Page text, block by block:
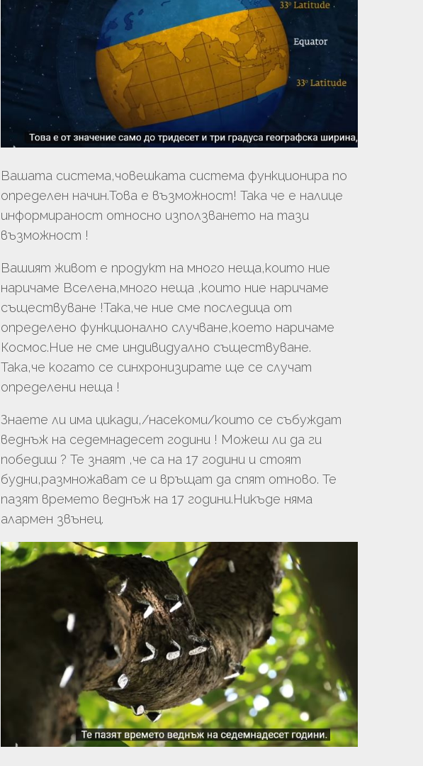
Вашата система,човешката система функционира по
определен начин.Това е възможност! Така че е налице
информираност относно използването на тази
възможност !
Вашият живот е продукт на много неща,които ние
наричаме Вселена,много неща ,които ние наричаме
съществуване !Така,че ние сме последица от
определено функционално случване,което наричаме
Космос.Ние не сме индивидуално съществуване.
Така,че когато се синхронизирате ще се случат
определени неща !
Знаете ли има цикади,/насекоми/които се събуждат
веднъж на седемнадесет години ! Можеш ли да ги
победиш ? Те знаят ,че са на 17 години и стоят
будни,размножават се и връщат да спят отново. Те
пазят времето веднъж на 17 години.Никъде няма
алармен звънец.